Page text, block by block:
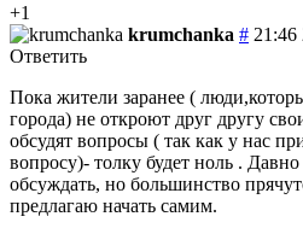
+1
krumchanka # 21:46
Ответить
Пока жители заранее (
города) не откроют друг другу
обсудят вопросы ( так как у нас
вопросу)- толку будет ноль . Давно
обсуждать, но большинство
предлагаю начать самим.